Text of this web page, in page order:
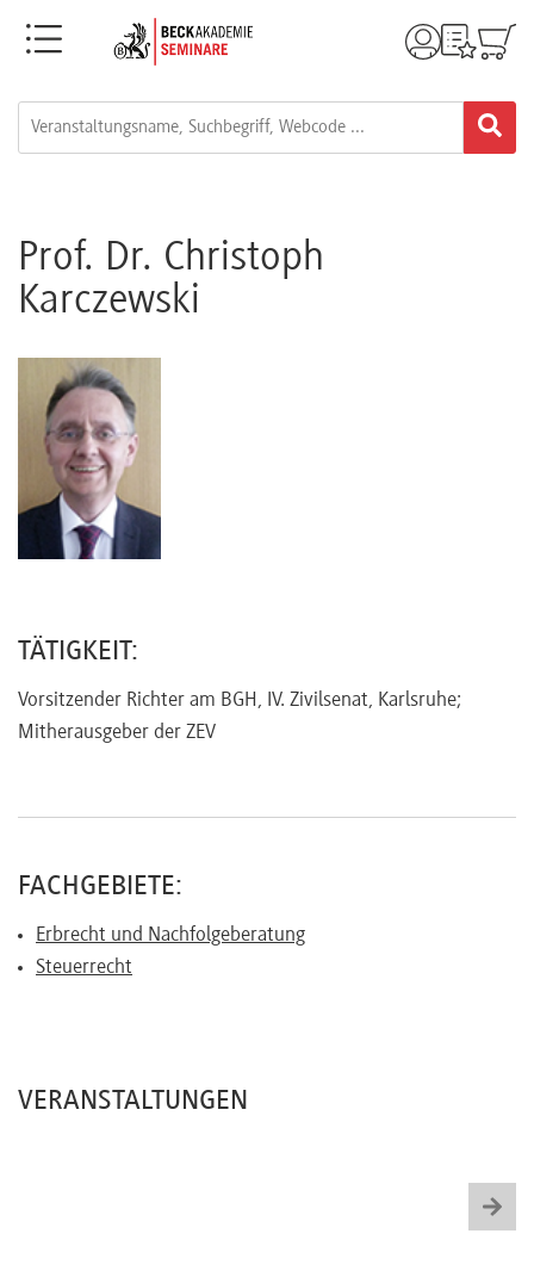
Menü
Live-
Learnings
Referenten
Kontakt
Preisvorteile
Newsletter
Prof. Dr. Christoph
Karczewski
TÄTIGKEIT:
Vorsitzender Richter am BGH, IV. Zivilsenat, Karlsruhe;
Mitherausgeber der ZEV
FACHGEBIETE:
Erbrecht und Nachfolgeberatung
Steuerrecht
VERANSTALTUNGEN